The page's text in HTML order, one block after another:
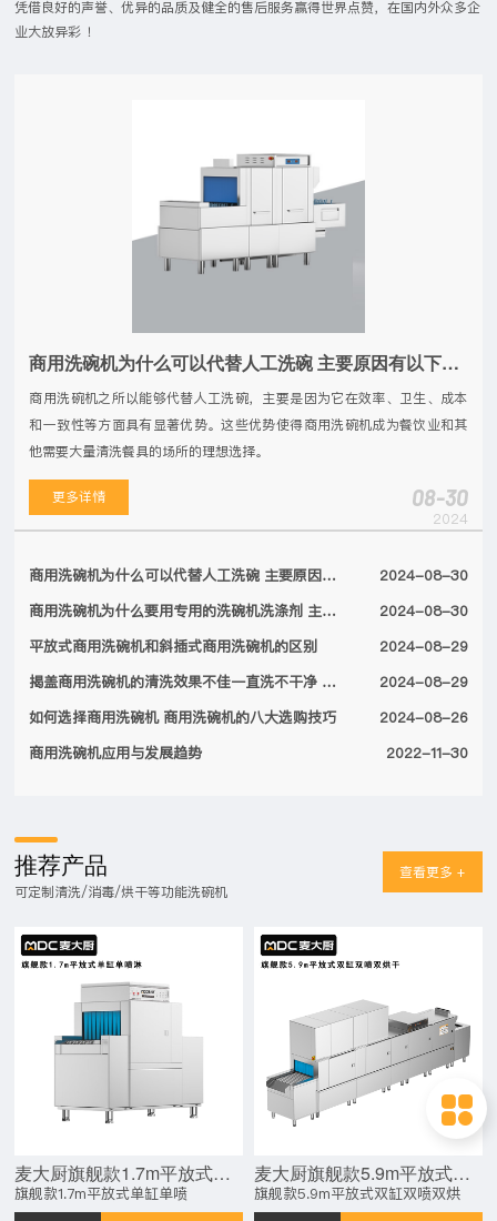
凭借良好的声誉、优异的品质及健全的售后服务赢得世界点赞，在国内外众多企
业大放异彩 ！
商用洗碗机为什么可以代替人工洗碗 主要原因有以下几点
商用洗碗机之所以能够代替人工洗碗，主要是因为它在效率、卫生、成本
和一致性等方面具有显著优势。这些优势使得商用洗碗机成为餐饮业和其
他需要大量清洗餐具的场所的理想选择。
更多详情 08-30
2024
商用洗碗机为什么可以代替人工洗碗 主要原因有以下几点
2024-08-30
商用洗碗机为什么要用专用的洗碗机洗涤剂 主要原因如下
2024-08-30
平放式商用洗碗机和斜插式商用洗碗机的区别
2024-08-29
揭盖商用洗碗机的清洗效果不佳一直洗不干净 常见原因及解决方法
2024-08-29
如何选择商用洗碗机 商用洗碗机的八大选购技巧
2024-08-26
商用洗碗机应用与发展趋势
2022-11-30
推荐产品
可定制清洗/消毒/烘干等功能洗碗机
查看更多 +
麦大厨旗舰款1.7m平放式单缸单喷淋长龙式洗碗机
旗舰款1.7m平放式单缸单喷
麦大厨旗舰款5.9m平放式双缸双喷淋双烘干洗碗机
旗舰款5.9m平放式双缸双喷双烘